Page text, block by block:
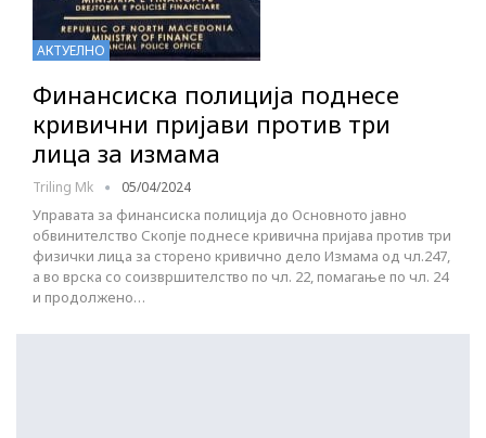
АКТУЕЛНО
Финансиска полиција поднесе
кривични пријави против три
лица за измама
Triling Mk 05/04/2024
Управата за финансиска полиција до Основното јавно
обвинителство Скопје поднесе кривична пријава против три
физички лица за сторено кривично дело Измама од чл.247,
а во врска со соизвршителство по чл. 22, помагање по чл. 24
и продолжено…